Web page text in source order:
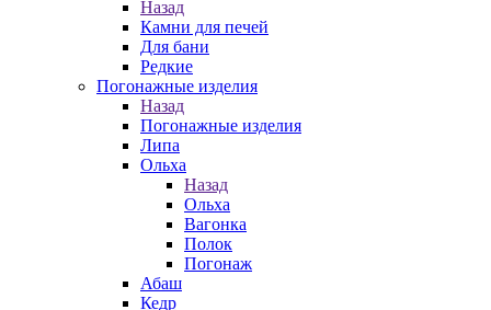
Назад
Камни для печей
Для бани
Редкие
Погонажные изделия
Назад
Погонажные изделия
Липа
Ольха
Назад
Ольха
Вагонка
Полок
Погонаж
Абаш
Кедр